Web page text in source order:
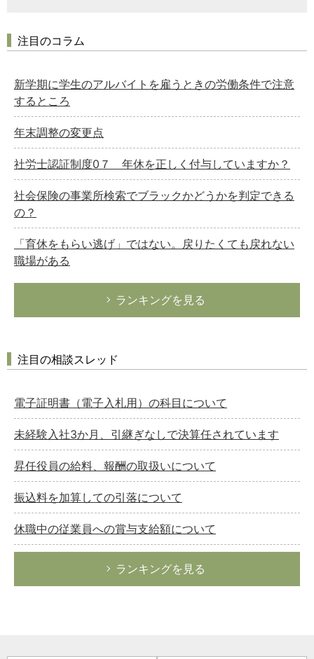
注目のコラム
新学期に学生のアルバイトを雇うときの労働条件で注意
するところ
年末調整の変更点
社労士認証制度0７ 年休を正しく付与していますか？
社会保険の事業所検索でブラックかどうかを判定できる
の？
「育休をもらい逃げ」ではない。戻りたくても戻れない
職場がある
ランキングを見る
注目の相談スレッド
電子証明書（電子入札用）の科目について
未経験入社3か月、引継ぎなしで決算任されています
昇任役員の給料、報酬の取扱いについて
振込料を加算しての引落について
休職中の従業員への賞与支給額について
ランキングを見る